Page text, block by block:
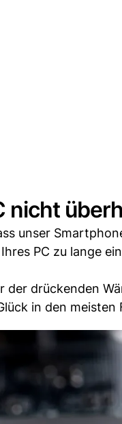
nicht
unser
PC zu lange
der drückenden
in den meisten